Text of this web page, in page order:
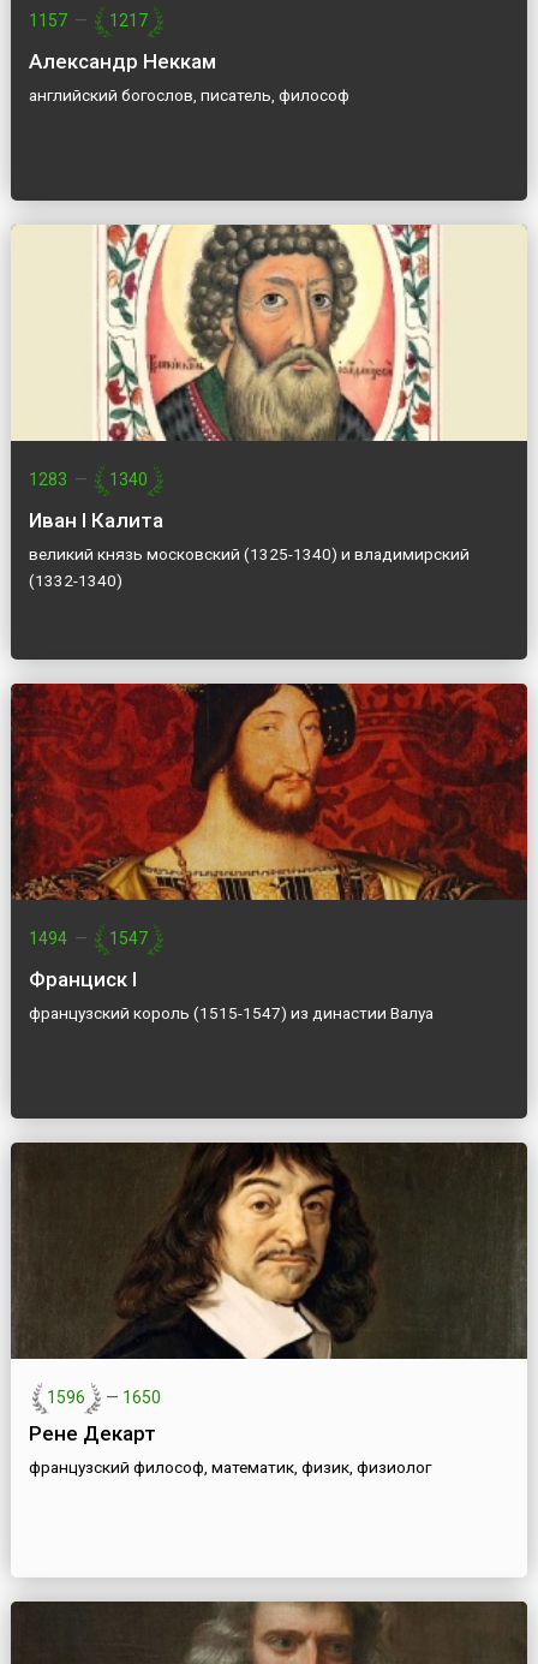
1157 — 1217
Александр Неккам
английский богослов, писатель, философ
1283 — 1340
Иван I Калита
великий князь московский (1325-1340) и владимирский
(1332-1340)
1494 — 1547
Франциск I
французский король (1515-1547) из династии Валуа
1596 — 1650
Рене Декарт
французский философ, математик, физик, физиолог